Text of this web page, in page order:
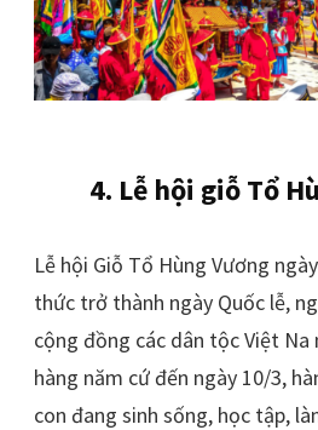
4. Lễ hội giỗ Tổ
Lễ hội Giỗ Tổ Hùng Vương
thức trở thành ngày Quốc lễ,
cộng đồng các dân tộc Việt Na
hàng năm cứ đến ngày 10/3,
con đang sinh sống, học tập,